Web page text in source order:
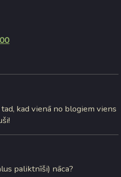
kad vienā no blogiem viens
paliktnīši) nāca?